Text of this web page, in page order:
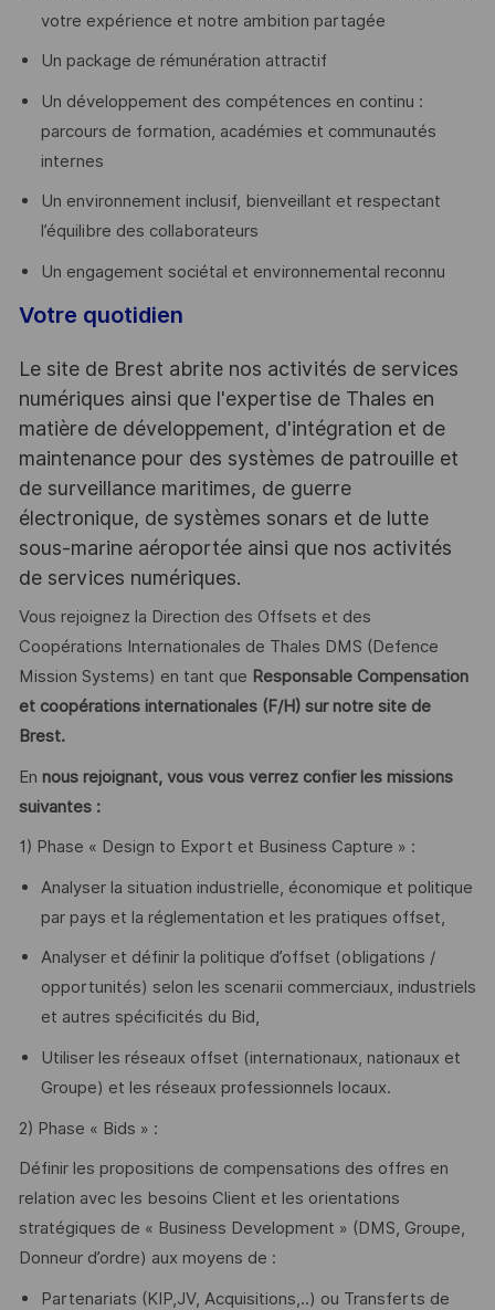
votre expérience et notre ambition partagée
Un package de rémunération attractif
Un développement des compétences en continu :
parcours de formation, académies et communautés
internes
Un environnement inclusif, bienveillant et respectant
l’équilibre des collaborateurs
Un engagement sociétal et environnemental reconnu
Votre quotidien
Le site de Brest abrite nos activités de services
numériques ainsi que l'expertise de Thales en
matière de développement, d'intégration et de
maintenance pour des systèmes de patrouille et
de surveillance maritimes, de guerre
électronique, de systèmes sonars et de lutte
sous-marine aéroportée ainsi que nos activités
de services numériques.
Vous rejoignez la Direction des Offsets et des
Coopérations Internationales de Thales DMS (Defence
Mission Systems) en tant que Responsable Compensation
et coopérations internationales (F/H) sur notre site de
Brest.
En nous rejoignant, vous vous verrez confier les missions
suivantes :
1) Phase « Design to Export et Business Capture » :
Analyser la situation industrielle, économique et politique
par pays et la réglementation et les pratiques offset,
Analyser et définir la politique d’offset (obligations /
opportunités) selon les scenarii commerciaux, industriels
et autres spécificités du Bid,
Utiliser les réseaux offset (internationaux, nationaux et
Groupe) et les réseaux professionnels locaux.
2) Phase « Bids » :
Définir les propositions de compensations des offres en
relation avec les besoins Client et les orientations
stratégiques de « Business Development » (DMS, Groupe,
Donneur d’ordre) aux moyens de :
Partenariats (KIP,JV, Acquisitions,..) ou Transferts de